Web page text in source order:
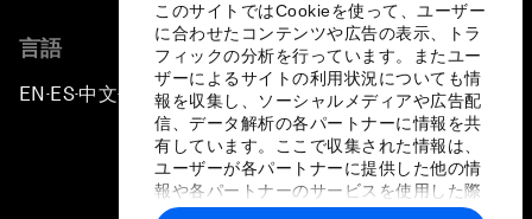
このサイトではCookieを使って、ユーザー
に合わせたコンテンツや広告の表示、トラ
フィックの分析を行っています。またユー
ザーによるサイトの利用状況についても情
報を収集し、ソーシャルメディアや広告配
信、データ解析の各パートナーに情報を共
有しています。ここで収集された情報は、
ユーザーが各パートナーに提供した他の情
報や各パートナーのサービスを使用した際
に収集された情報と組み合わされ、各パー
言語
EN ▪ES▪中文▪ 日本語